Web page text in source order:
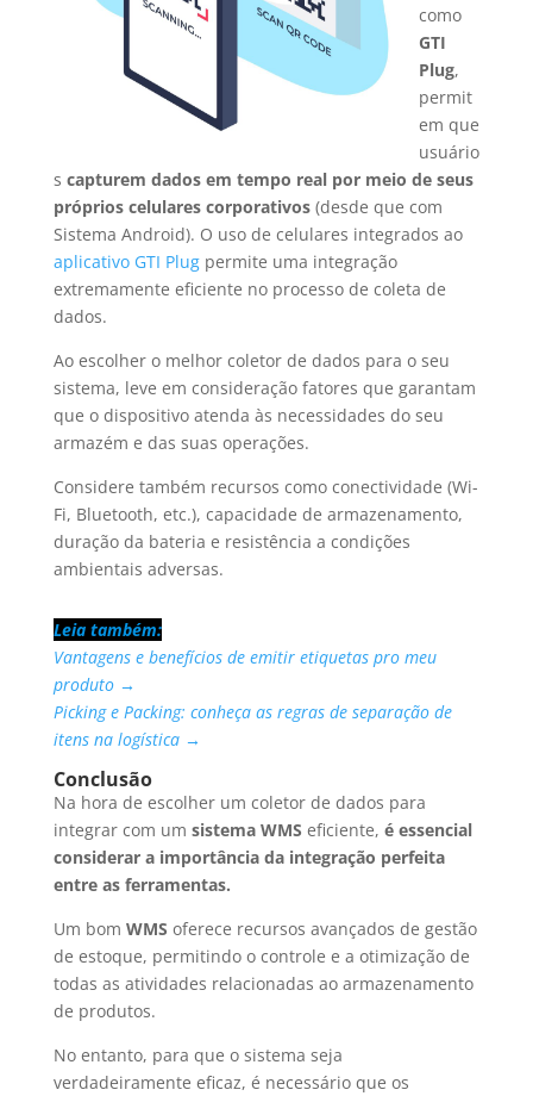
como
GTI
Plug,
permit
em que
usuário
s capturem dados em tempo real por meio de seus
próprios celulares corporativos (desde que com
Sistema Android). O uso de celulares integrados ao
aplicativo GTI Plugpermite uma integração
extremamente eficiente no processo de coleta de
dados.
Ao escolher o melhor coletor de dados para o seu
sistema, leve em consideração fatores que garantam
que o dispositivo atenda às necessidades do seu
armazém e das suas operações.
Considere também recursos como conectividade (Wi-
Fi, Bluetooth, etc.), capacidade de armazenamento,
duração da bateria e resistência a condições
ambientais adversas.
Leia também:
Vantagens e benefícios de emitir etiquetas pro meu
produto →
Picking e Packing: conheça as regras de separação de
itens na logística →
Conclusão
Na hora de escolher um coletor de dados para
integrar com um sistema WMS eficiente, é essencial
considerar a importância da integração perfeita
entre as ferramentas.
Um bom WMS oferece recursos avançados de gestão
de estoque, permitindo o controle e a otimização de
todas as atividades relacionadas ao armazenamento
de produtos.
No entanto, para que o sistema seja
verdadeiramente eficaz, é necessário que os